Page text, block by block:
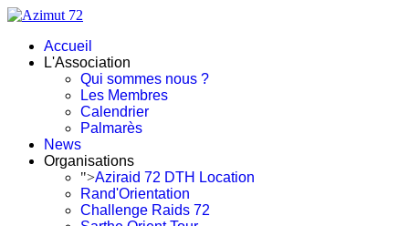
Accueil
L'Association
Qui sommes nous ?
Les Membres
Calendrier
Palmarès
News
Organisations
">Aziraid 72 DTH Location
Rand'Orientation
Challenge Raids 72